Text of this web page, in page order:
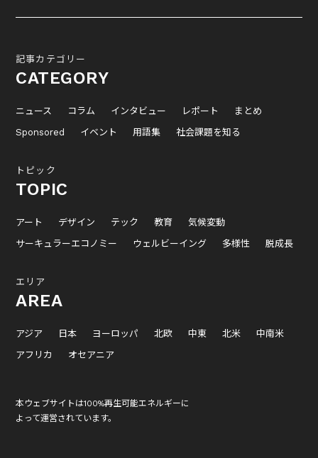
記事カテゴリー
CATEGORY
ニュース コラム インタビュー レポート
まとめ
Sponsored
イベント 用語集 社会課題を知る
トピック
TOPIC
アート デザイン テック 教育
気候変動
サーキュラーエコノミー
ウェルビーイング 多様性 脱成長
エリア
AREA
アジア 日本 ヨーロッパ 北欧 中東 北米
中南米
アフリカ
オセアニア
本ウェブサイトは100%再生可能エネルギーに
よって運営されています。